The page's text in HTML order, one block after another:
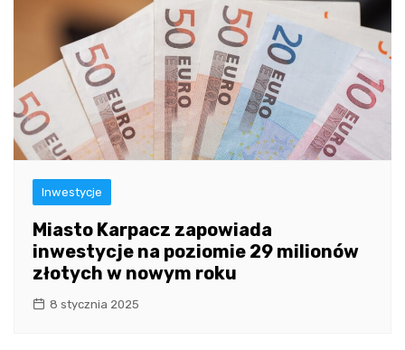
Inwestycje
Miasto Karpacz zapowiada
inwestycje na poziomie 29 milionów
złotych w nowym roku
8 stycznia 2025